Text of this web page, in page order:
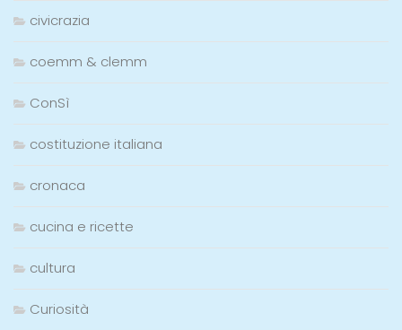
civicrazia
coemm & clemm
ConSì
costituzione italiana
cronaca
cucina e ricette
cultura
Curiosità